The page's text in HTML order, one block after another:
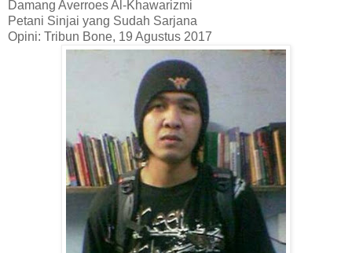
Damang Averroes Al-Khawarizmi
Petani Sinjai yang Sudah Sarjana
Opini: Tribun Bone, 19 Agustus 2017